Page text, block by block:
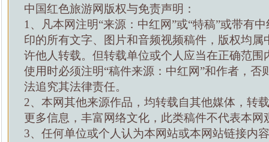
中国红色旅游网版权与免责声明：
1、凡本网注明“来源：中红网”或“特稿”或带有
印的所有文字、图片和音频视频稿件，版权均属
许他人转载。但转载单位或个人应当在正确范围
使用时必须注明“稿件来源：中红网”和作者，否
法追究其法律责任。
2、本网其他来源作品，均转载自其他媒体，转
更多信息，丰富网络文化，此类稿件不代表本网
3、任何单位或个人认为本网站或本网站链接内